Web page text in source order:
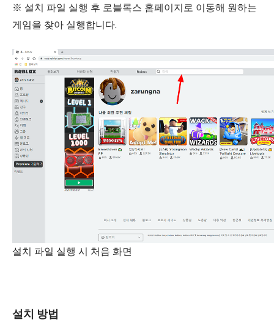
※ 설치 파일 실행 후 로블록스 홈페이지로 이동해 원하는
게임을 찾아 실행합니다.
설치 파일 실행 시 처음 화면
설치 방법